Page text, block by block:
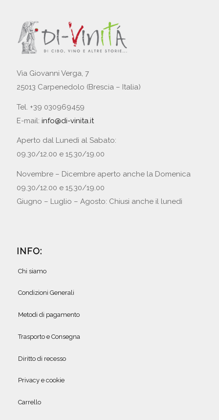
Via Giovanni Verga, 7
25013 Carpenedolo (Brescia – Italia)
Tel. +39 030969459
E-mail: info@di-vinita.it
Aperto dal Lunedì al Sabato:
09.30/12.00 e 15.30/19.00
Novembre – Dicembre aperto anche la Domenica
09.30/12.00 e 15.30/19.00
Giugno – Luglio – Agosto: Chiusi anche il lunedì
INFO:
Chi siamo
Condizioni Generali
Metodi di pagamento
Trasporto e Consegna
Diritto di recesso
Privacy e cookie
Carrello